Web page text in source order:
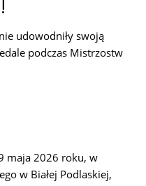
udowodniły swoją
podczas Mistrzostw
maja 2026 roku, w
w Białej Podlaskiej,